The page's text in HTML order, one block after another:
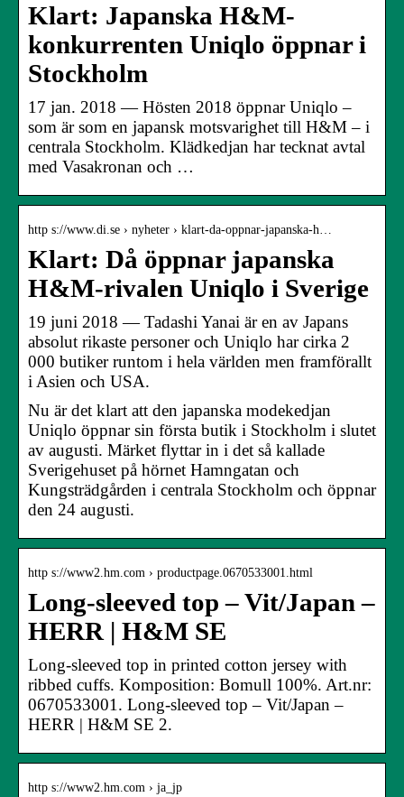
Klart: Japanska H&M-
konkurrenten Uniqlo öppnar i
Stockholm
17 jan. 2018 — Hösten 2018 öppnar Uniqlo –
som är som en japansk motsvarighet till H&M – i
centrala Stockholm. Klädkedjan har tecknat avtal
med Vasakronan och …
http s://www.di.se › nyheter › klart-da-oppnar-japanska-h…
Klart: Då öppnar japanska
H&M-rivalen Uniqlo i Sverige
19 juni 2018 — Tadashi Yanai är en av Japans
absolut rikaste personer och Uniqlo har cirka 2
000 butiker runtom i hela världen men framförallt
i Asien och USA.
Nu är det klart att den japanska modekedjan
Uniqlo öppnar sin första butik i Stockholm i slutet
av augusti. Märket flyttar in i det så kallade
Sverigehuset på hörnet Hamngatan och
Kungsträdgården i centrala Stockholm och öppnar
den 24 augusti.
http s://www2.hm.com › productpage.0670533001.html
Long-sleeved top – Vit/Japan –
HERR | H&M SE
Long-sleeved top in printed cotton jersey with
ribbed cuffs. Komposition: Bomull 100%. Art.nr:
0670533001. Long-sleeved top – Vit/Japan –
HERR | H&M SE 2.
http s://www2.hm.com › ja_jp